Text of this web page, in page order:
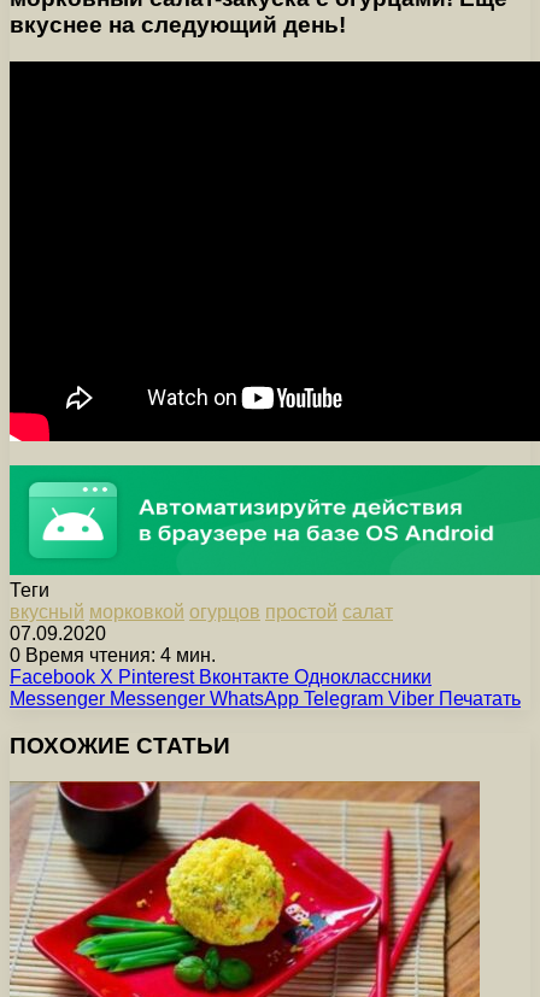
вкуснее на следующий день!
Теги
вкусный морковкой огурцов простой салат
07.09.2020
0 Время чтения: 4 мин.
Facebook X Pinterest Вконтакте Одноклассники
Messenger Messenger WhatsApp Telegram Viber Печатать
ПОХОЖИЕ СТАТЬИ